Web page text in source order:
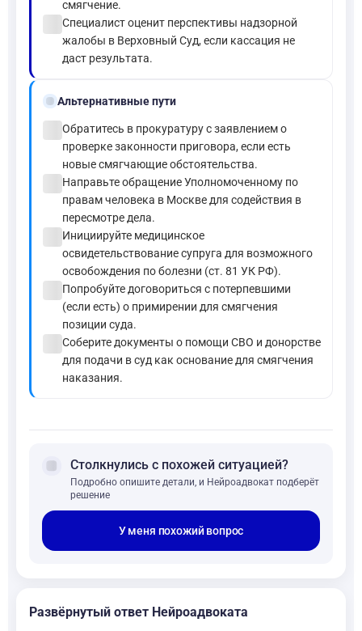
смягчение.
Специалист оценит перспективы надзорной
жалобы в Верховный Суд, если кассация не
даст результата.
alt_routeАльтернативные пути
Обратитесь в прокуратуру с заявлением о
проверке законности приговора, если есть
новые смягчающие обстоятельства.
Направьте обращение Уполномоченному по
правам человека в Москве для содействия в
пересмотре дела.
Инициируйте медицинское
освидетельствование супруга для возможного
освобождения по болезни (ст. 81 УК РФ).
Попробуйте договориться с потерпевшими
(если есть) о примирении для смягчения
позиции суда.
Соберите документы о помощи СВО и донорстве
для подачи в суд как основание для смягчения
наказания.
forum Столкнулись с похожей ситуацией?
Подробно опишите детали, и Нейроадвокат подберёт
решение
У меня похожий вопрос
Развёрнутый ответ Нейроадвоката